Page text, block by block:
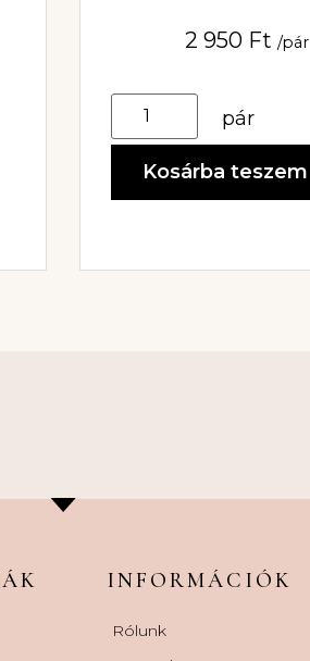
2 950 Ft /pár
pár
Kosárba teszem
INFORMÁCIÓK
Rólunk